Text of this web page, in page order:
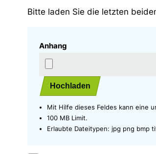
Bitte laden Sie die letzten
Anhang
Hochladen
Mit Hilfe dieses Feldes kann eine
100 MB Limit.
Erlaubte Dateitypen: jpg png bmp